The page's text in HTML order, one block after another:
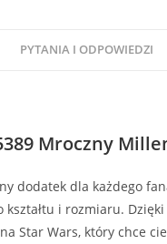
PYTANIA I ODPOWIEDZI
Mroczny
dodatek dla każdego
i rozmiaru.
Star Wars, który chce